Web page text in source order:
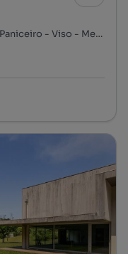
Recanto de Zambueiras - Canidelo, Paniceiro - Viso - Meiral, Canidelo, Vila Nova de Gaia, Porto